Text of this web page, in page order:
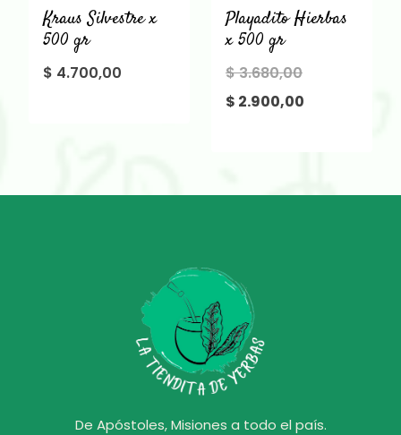
Kraus Silvestre x
500 gr
$ 4.700,00
Playadito Hierbas
x 500 gr
$3.680,00El
precio
$ 2.900,00
De Apóstoles, Misiones a todo el país.